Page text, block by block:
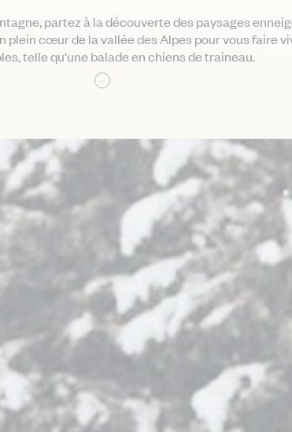
partez à la découverte des paysages
plein cœur de la vallée des Alpes pour vous faire
telle qu'une balade en chiens de traineau.
Lire la suite